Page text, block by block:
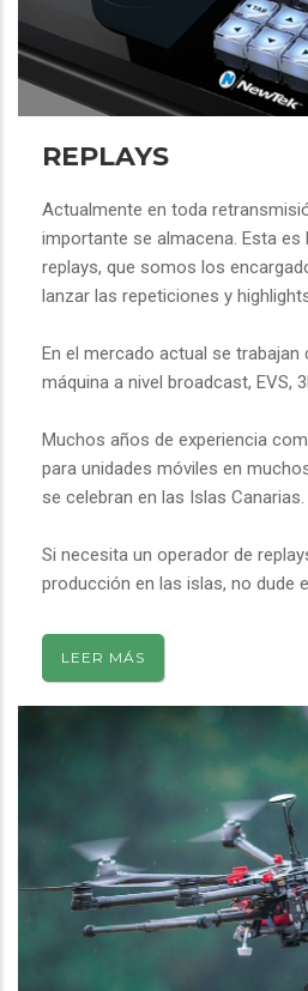
REPLAYS
Actualmente en toda
importante se almacena. Esta
replays, que somos los
lanzar las repeticiones y
En el mercado actual se
máquina a nivel broadcast, EVS,
Muchos años de experiencia
para unidades móviles en
se celebran en las Islas
Si necesita un operador de
producción en las islas, no dude
LEER MÁS